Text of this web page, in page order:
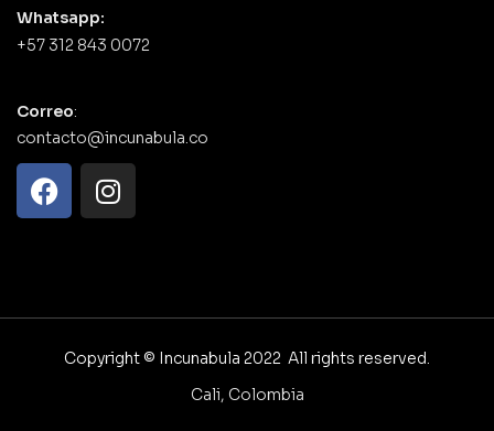
Whatsapp:
+57 312 843 0072
Correo:
contacto@incunabula.co
Copyright © Incunabula 2022 All rights reserved.
Cali, Colombia